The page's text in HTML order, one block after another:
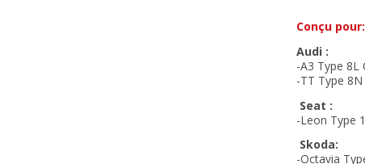
Conçu pour:
Audi :
-A3 Type 8L
-TT Type
Seat :
-Leon Type
Skoda:
-Octavia